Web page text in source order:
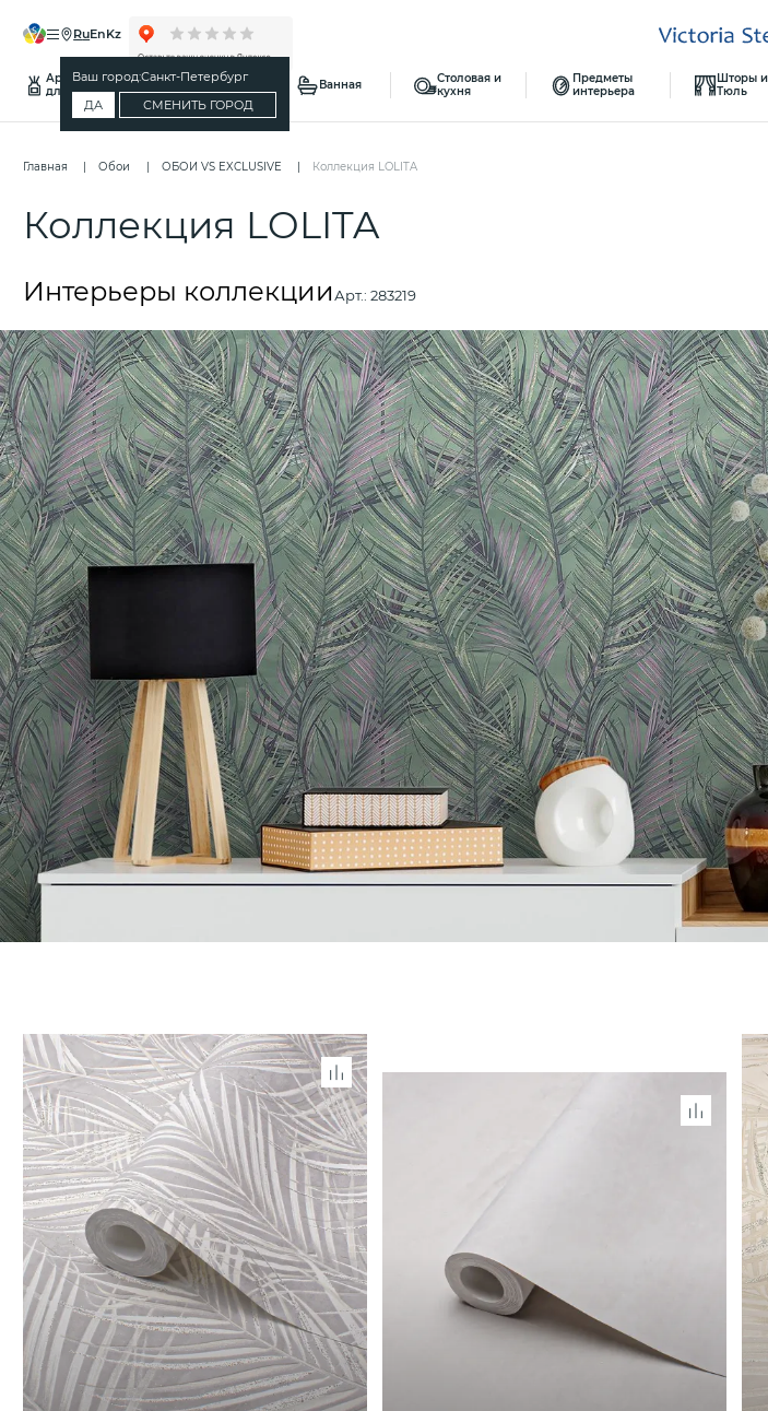
Ваш город:Санкт-Петербург
ДА
СМЕНИТЬ ГОРОД
ru en kz
Ароматы
для дома
Спальня Ванная
Столовая и
кухня
Предметы
интерьера
Шторы и
Тюль
Главная Обои ОБОИ VS EXCLUSIVE Коллекция LOLITA
Коллекция LOLITA
Интерьеры коллекции Арт.: 283219